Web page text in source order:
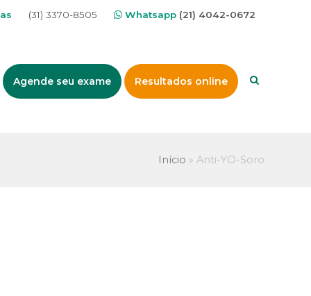
(31) 3370-8505 Whatsapp (21) 4042-0672
Agende seu exame Resultados online
Início » Anti-YO-Soro